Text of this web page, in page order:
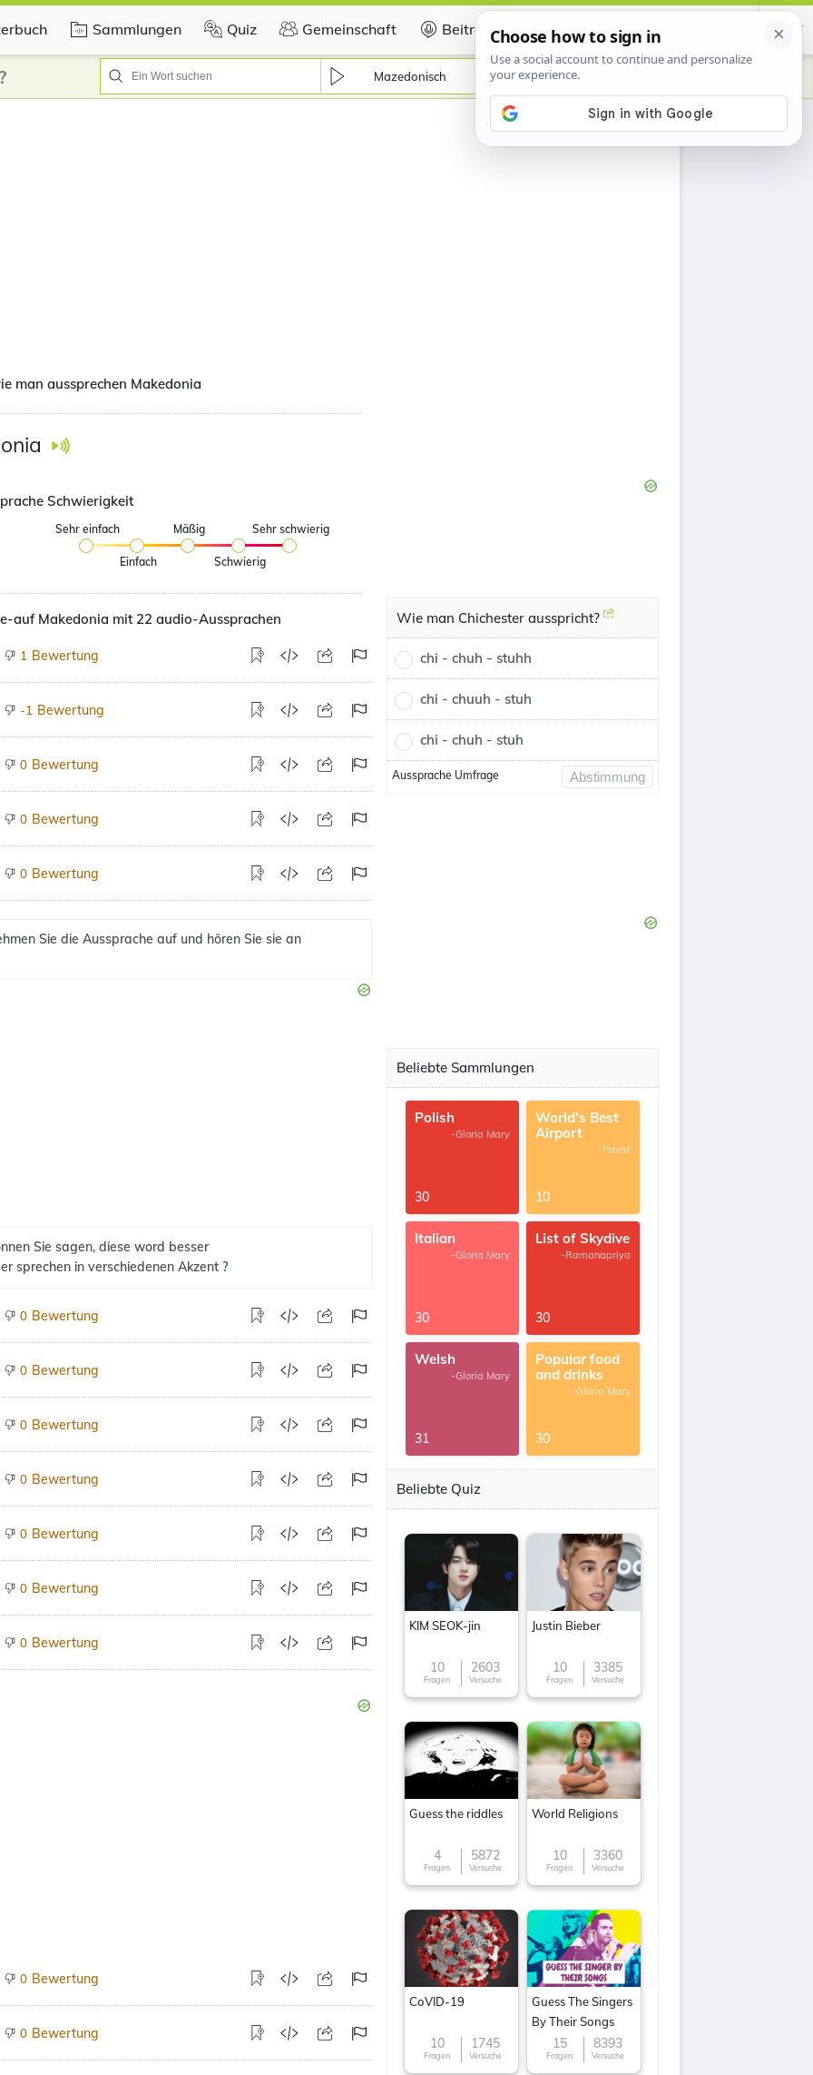
Sammlungen Quiz Gemeinschaft Beitragen Certificate
Mazedonisch
man aussprechen Makedonia
Schwierigkeit
Sehr einfach
Einfach
Mäßig
Schwierig
Sehr schwierig
auf Makedonia mit 22 audio-Aussprachen
1 Bewertung
-1 Bewertung
0 Bewertung
0 Bewertung
0 Bewertung
Sie die Aussprache auf und hören Sie sie an
Sie sagen, diese word besser
sprechen in verschiedenen Akzent ?
0 Bewertung
0 Bewertung
0 Bewertung
0 Bewertung
0 Bewertung
0 Bewertung
0 Bewertung
0 Bewertung
0 Bewertung
Wie man Chichester ausspricht?
chi - chuh - stuhh
chi - chuuh - stuh
chi - chuh - stuh
Aussprache Umfrage Abstimmung
Beliebte Sammlungen
Polish
-Gloria Mary
30
World's Best
Airport
-Privat
10
Italian
-Gloria Mary
30
List of Skydive
-Ramanapriya
30
Welsh
-Gloria Mary
31
Popular food
and drinks
-Gloria Mary
30
Beliebte Quiz
KIM SEOK-jin
10
Fragen
2603
Versuche
Justin Bieber
10
Fragen
3385
Versuche
Guess the riddles
4
Fragen
5872
Versuche
World Religions
10
Fragen
3360
Versuche
CoVID-19
10
Fragen
1745
Versuche
Guess The Singers
By Their Songs
15
Fragen
8393
Versuche